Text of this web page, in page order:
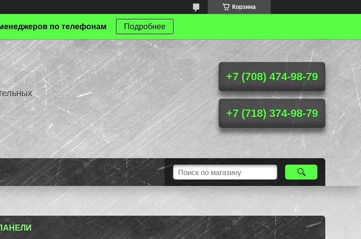
Корзина
по телефонам Подробнее
+7 (708) 474-98-79
+7 (718) 374-98-79